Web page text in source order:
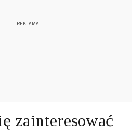
zainteresować